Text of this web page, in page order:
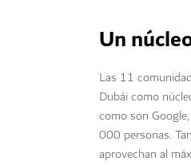
Un
Las 11
Dubái como
como son
000 personas.
aprovechan al